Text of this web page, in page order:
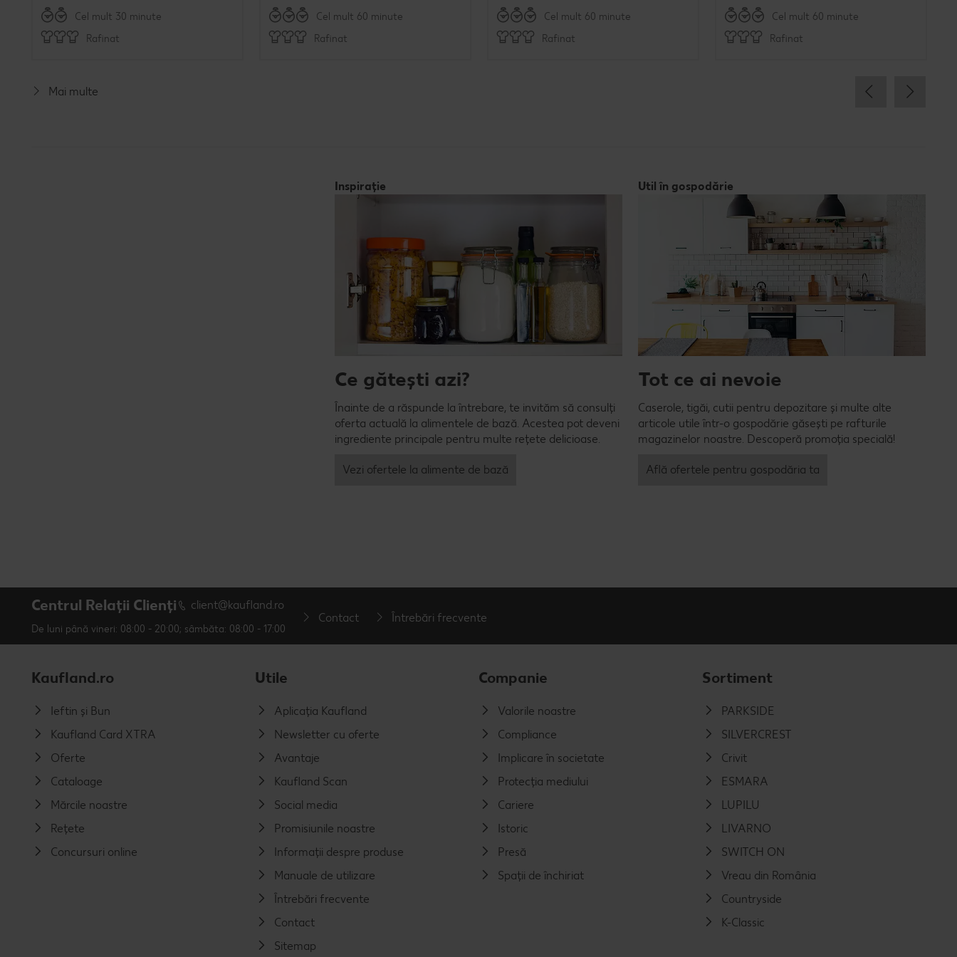
Cel mult 30 minute
Rafinat
Cel mult 60 minute
Rafinat
Cel mult 60 minute
Rafinat
Cel mult 60 minute
Rafinat
Mai multe
Inspirație
Ce gătești azi?
Înainte de a răspunde la întrebare, te invităm să consulți
oferta actuală la alimentele de bază. Acestea pot deveni
ingrediente principale pentru multe rețete delicioase.
Vezi ofertele la alimente de bază
Util în gospodărie
Tot ce ai nevoie
Caserole, tigăi, cutii pentru depozitare și multe alte
articole utile într-o gospodărie găsești pe rafturile
magazinelor noastre. Descoperă promoția specială!
Află ofertele pentru gospodăria ta
Centrul Relații Clienți client@kaufland.ro
De luni până vineri: 08:00 - 20:00; sâmbăta: 08:00 - 17:00
Contact Întrebări frecvente
Kaufland.ro
Ieftin și Bun
Kaufland Card XTRA
Oferte
Cataloage
Mărcile noastre
Rețete
Concursuri online
Utile
Aplicația Kaufland
Newsletter cu oferte
Avantaje
Kaufland Scan
Social media
Promisiunile noastre
Informații despre produse
Manuale de utilizare
Întrebări frecvente
Contact
Sitemap
Companie
Valorile noastre
Compliance
Implicare în societate
Protecția mediului
Cariere
Istoric
Presă
Spații de închiriat
Sortiment
PARKSIDE
SILVERCREST
Crivit
ESMARA
LUPILU
LIVARNO
SWITCH ON
Vreau din România
Countryside
K-Classic